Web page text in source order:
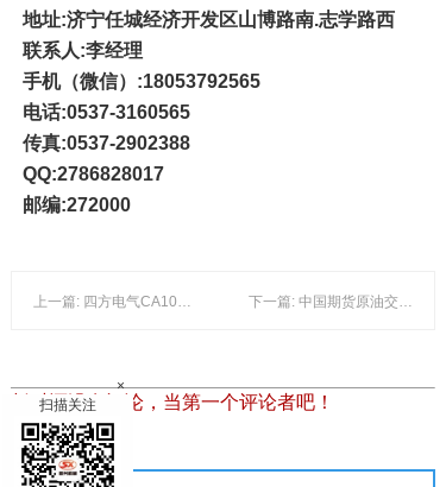
地址:济宁任城经济开发区山博路南.志学路西
联系人:李经理
手机（微信）:18053792565
电话:0537-3160565
传真:0537-2902388
QQ:2786828017
邮编:272000
上一篇: 四方电气CA100系列伺服在玻璃纤维捻线机升降系统中的应用_业内资讯_业界资讯__复合材料信息网 下一篇: 中国期货原油交易进入实质性操作阶段
暂时还没有评论，当第一个评论者吧！
发表评论
×
扫描关注